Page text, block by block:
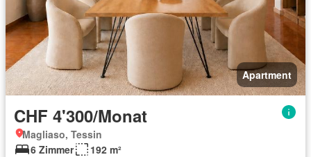
Apartment
CHF 4'300/Monat
Magliaso, Tessin
6 Zimmer
192 m²